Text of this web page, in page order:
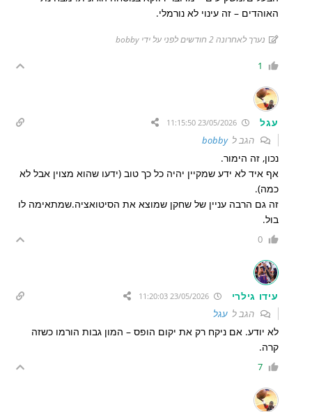
האוהדים – זה עינוי לא נורמלי.
נערך לאחרונה 2 חודשים לפני על ידי bobby
1
עגל
הגב לbobby
נכון, זה הימור.
אף איד לא ידע שמקיין יהיה כל כך טוב (ידעו שהוא מצוין אבל לא
כמה).
זה גם הרבה עניין של שחקן שמוצא את הסיטואציה.שמתאימה לו
בול.
0
עידו גילרי 23/05/2026 11:20:03
הגב לעגל
לא יודע. אם ניקח רק את יקום הופס – המון גבות הורמו כשזה
קרה.
7